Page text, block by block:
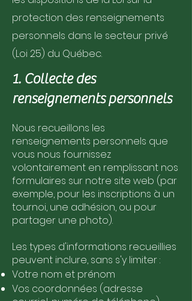
protection des renseignements
personnels dans le secteur privé
(Loi 25) du Québec.
1. Collecte des
renseignements personnels
Nous recueillons les
renseignements personnels que
vous nous fournissez
volontairement en remplissant nos
formulaires sur notre site web (par
exemple, pour les inscriptions à un
tournoi, une adhésion, ou pour
partager une photo).
Les types d'informations recueillies
peuvent inclure, sans s'y limiter :
Votre nom et prénom
Vos coordonnées (adresse